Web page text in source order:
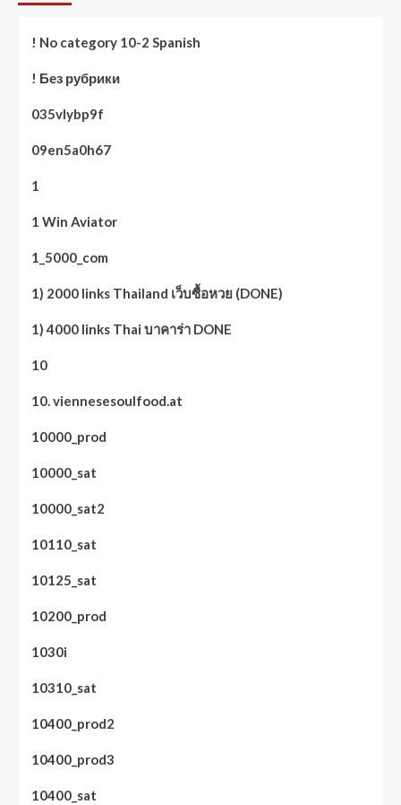
! No category 10-2 Spanish
! Без рубрики
035vlybp9f
09en5a0h67
1
1 Win Aviator
1_5000_com
1) 2000 links Thailand เว็บซื้อหวย (DONE)
1) 4000 links Thai บาคาร่า DONE
10
10. viennesesoulfood.at
10000_prod
10000_sat
10000_sat2
10110_sat
10125_sat
10200_prod
1030i
10310_sat
10400_prod2
10400_prod3
10400_sat